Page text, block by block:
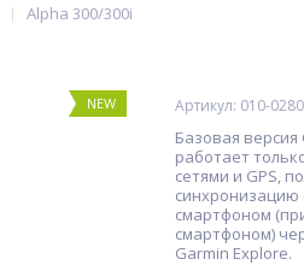
Alpha 300/300i
NEW Артикул: 010-
Базовая версия
работает
сетями и GPS,
смартфоном
смартфоном)
Garmin Explore.